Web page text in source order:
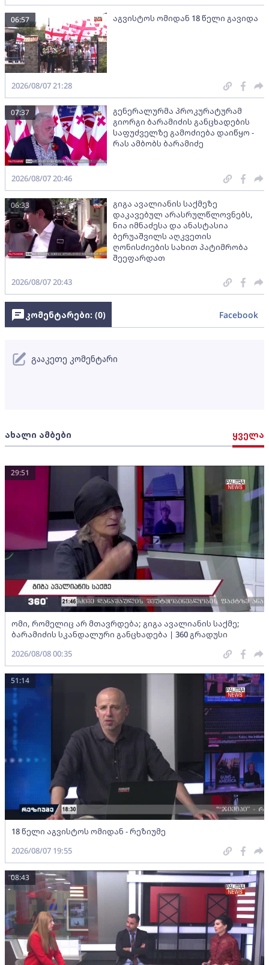
აგვისტოს ომიდან 18 წელი გავიდა
06:57
2026/08/07 21:28
გენერალურმა პროკურატურამ
გიორგი ბარამიძის განცხადების
საფუძველზე გამოძიება დაიწყო -
რას ამბობს ბარამიძე
07:37
2026/08/07 20:46
გიგა ავალიანის საქმეზე
დაკავებულ არასრულწლოვნებს,
ნია იმნაძესა და ანასტასია
ბერუაშვილს აღკვეთის
ღონისძიების სახით პატიმრობა
შეეფარდათ
06:33
2026/08/07 20:43
ახალი ამბები ყველა
ომი, რომელიც არ მთავრდება; გიგა ავალიანის საქმე;
ბარამიძის სკანდალური განცხადება | 360 გრადუსი
29:51
2026/08/08 00:35
18 წელი აგვისტოს ომიდან - რეზიუმე
51:14
2026/08/07 19:55
08:43
კომენტარები: (0) Facebook
გააკეთე კომენტარი